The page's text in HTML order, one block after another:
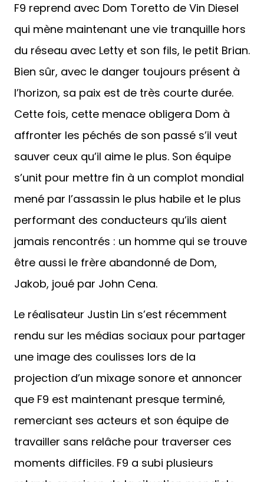
F9 reprend avec Dom Toretto de Vin Diesel
qui mène maintenant une vie tranquille hors
du réseau avec Letty et son fils, le petit Brian.
Bien sûr, avec le danger toujours présent à
l’horizon, sa paix est de très courte durée.
Cette fois, cette menace obligera Dom à
affronter les péchés de son passé s’il veut
sauver ceux qu’il aime le plus. Son équipe
s’unit pour mettre fin à un complot mondial
mené par l’assassin le plus habile et le plus
performant des conducteurs qu’ils aient
jamais rencontrés : un homme qui se trouve
être aussi le frère abandonné de Dom,
Jakob, joué par John Cena.
Le réalisateur Justin Lin s’est récemment
rendu sur les médias sociaux pour partager
une image des coulisses lors de la
projection d’un mixage sonore et annoncer
que F9 est maintenant presque terminé,
remerciant ses acteurs et son équipe de
travailler sans relâche pour traverser ces
moments difficiles. F9 a subi plusieurs